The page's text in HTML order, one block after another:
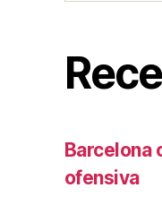
Barcelona
ofensiva